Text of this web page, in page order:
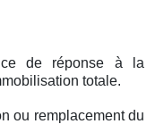
de réponse à la
totale.
ou remplacement du